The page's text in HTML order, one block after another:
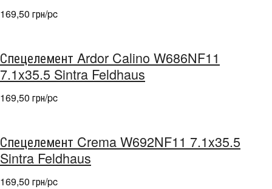
169,50 грн/pc
Спецелемент Ardor Calino W686NF11
7.1x35.5 Sintra Feldhaus
169,50 грн/pc
Спецелемент Crema W692NF11 7.1x35.5
Sintra Feldhaus
169,50 грн/pc